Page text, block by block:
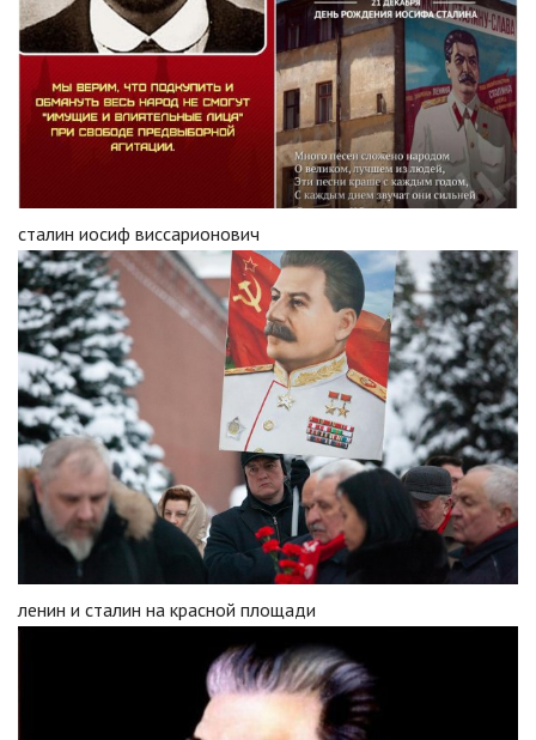
сталин иосиф виссарионович
ленин и сталин на красной площади